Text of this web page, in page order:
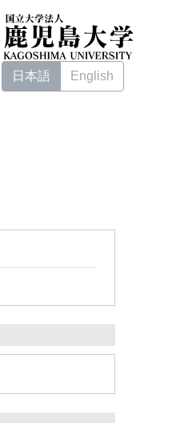
日本語 English